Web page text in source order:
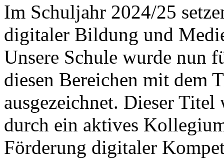
Im Schuljahr 2024/25
digitaler Bildung und
Unsere Schule wurde nun
diesen Bereichen mit dem
ausgezeichnet. Dieser
durch ein aktives
Förderung digitaler